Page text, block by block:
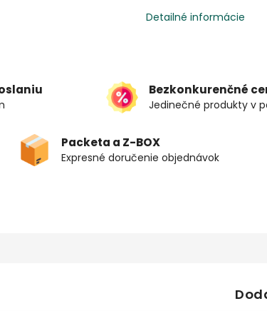
Detailné informácie
Bezkonkurenčné
Jedinečné produkty v
Packeta a Z-BOX
Expresné doručenie objednávok